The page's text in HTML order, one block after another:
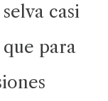
casi
para